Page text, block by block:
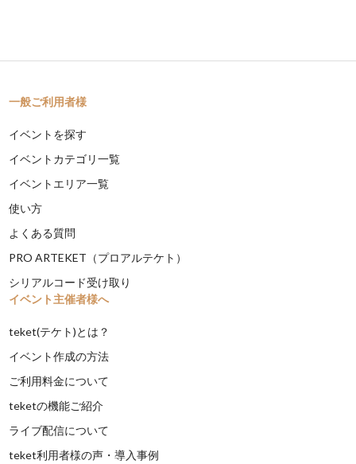
一般ご利用者様
イベントを探す
イベントカテゴリ一覧
イベントエリア一覧
使い方
よくある質問
PRO ARTEKET（プロアルテケト）
シリアルコード受け取り
イベント主催者様へ
teket(テケト)とは？
イベント作成の方法
ご利用料金について
teketの機能ご紹介
ライブ配信について
teket利用者様の声・導入事例